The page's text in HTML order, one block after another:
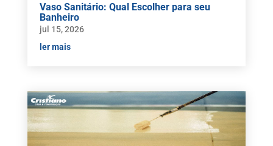
Vaso Sanitário: Qual Escolher para seu
Banheiro
jul 15, 2026
ler mais